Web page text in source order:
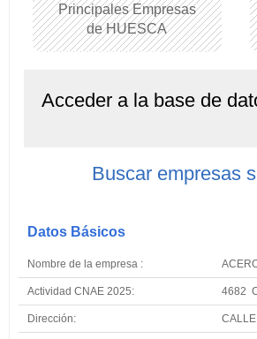
Principales Empresas
de HUESCA
Acceder a la base de
Buscar empresas
Datos Básicos
Nombre de la empresa :
Actividad CNAE 2025: 4682
Dirección: